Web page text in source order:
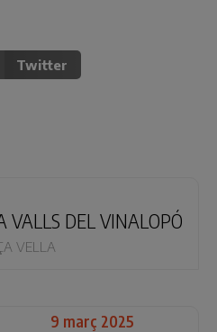
Twitter
VALLS DEL VINALOPÓ
VELLA
9 març 2025